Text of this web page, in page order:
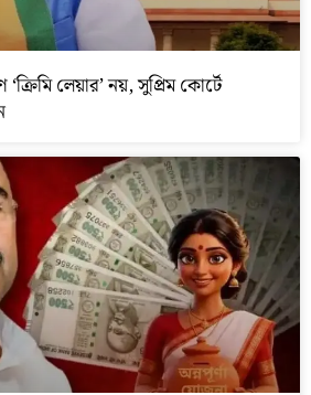
লেয়ার’ নয়, সুপ্রিম কোর্টে